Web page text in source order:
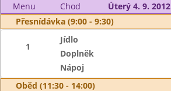
Menu
Chod
Úterý 4. 9. 2012
Přesnídávka (9:00 - 9:30)
1
Jídlo
Doplněk
Nápoj
Oběd (11:30 - 14:00)